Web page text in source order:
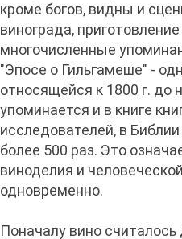
кроме богов, видны и
винограда,
многочисленные
"Эпосе о Гильгамеше" -
относящейся к 1800 г. до
упоминается и в книге
исследователей, в
более 500 раз. Это
виноделия и
одновременно.
Поначалу вино считалось